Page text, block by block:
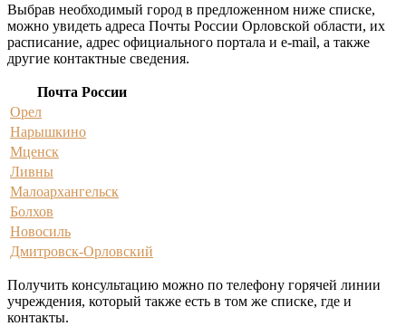
Выбрав необходимый город в предложенном ниже списке,
можно увидеть адреса Почты России Орловской области, их
расписание, адрес официального портала и e-mail, а также
другие контактные сведения.
Почта России
Орел
Нарышкино
Мценск
Ливны
Малоархангельск
Болхов
Новосиль
Дмитровск-Орловский
Получить консультацию можно по телефону горячей линии
учреждения, который также есть в том же списке, где и
контакты.